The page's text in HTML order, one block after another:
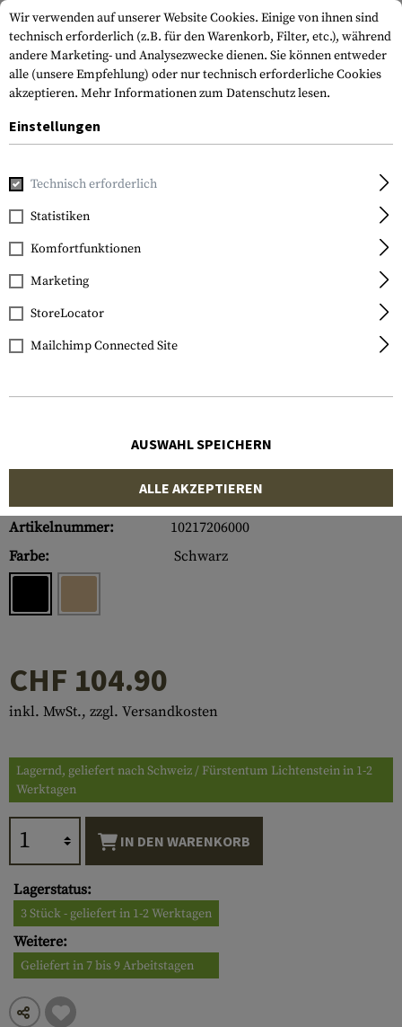
Home Ausrüstung
SRC
SMG Hard Case 68.5cm
Artikelnummer:
10217206000
Farbe:
Schwarz
CHF 104.90
inkl. MwSt., zzgl. Versandkosten
Lagernd, geliefert nach Schweiz / Fürstentum Lichtenstein in 1-2
Werktagen
IN DEN WARENKORB
Lagerstatus:
3 Stück - geliefert in 1-2 Werktagen
Weitere:
Geliefert in 7 bis 9 Arbeitstagen
Wir verwenden auf unserer Website Cookies. Einige von ihnen sind
technisch erforderlich (z.B. für den Warenkorb, Filter, etc.), während
andere Marketing- und Analysezwecke dienen. Sie können entweder
alle (unsere Empfehlung) oder nur technisch erforderliche Cookies
akzeptieren. Mehr Informationen zum Datenschutz lesen.
Einstellungen
Technisch erforderlich
Statistiken
Komfortfunktionen
Marketing
StoreLocator
Mailchimp Connected Site
AUSWAHL SPEICHERN
ALLE AKZEPTIEREN